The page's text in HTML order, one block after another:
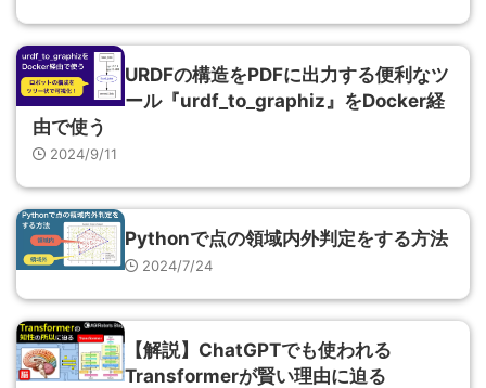
URDFの構造をPDFに出力する便利なツ
ール『urdf_to_graphiz』をDocker経
由で使う
2024/9/11
Pythonで点の領域内外判定をする方法
2024/7/24
【解説】ChatGPTでも使われる
Transformerが賢い理由に迫る